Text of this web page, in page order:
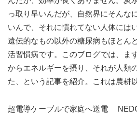
っ取り早いんだが、自然界にそんな
いんで、それに慣れてない人体には
遺伝的なもの以外の糖尿病もほとん
活習慣病です。このブログでは、ま
からエネルギーを摂り、それが人類
た、という記事を紹介。これは農耕
超電導ケーブルで家庭へ送電